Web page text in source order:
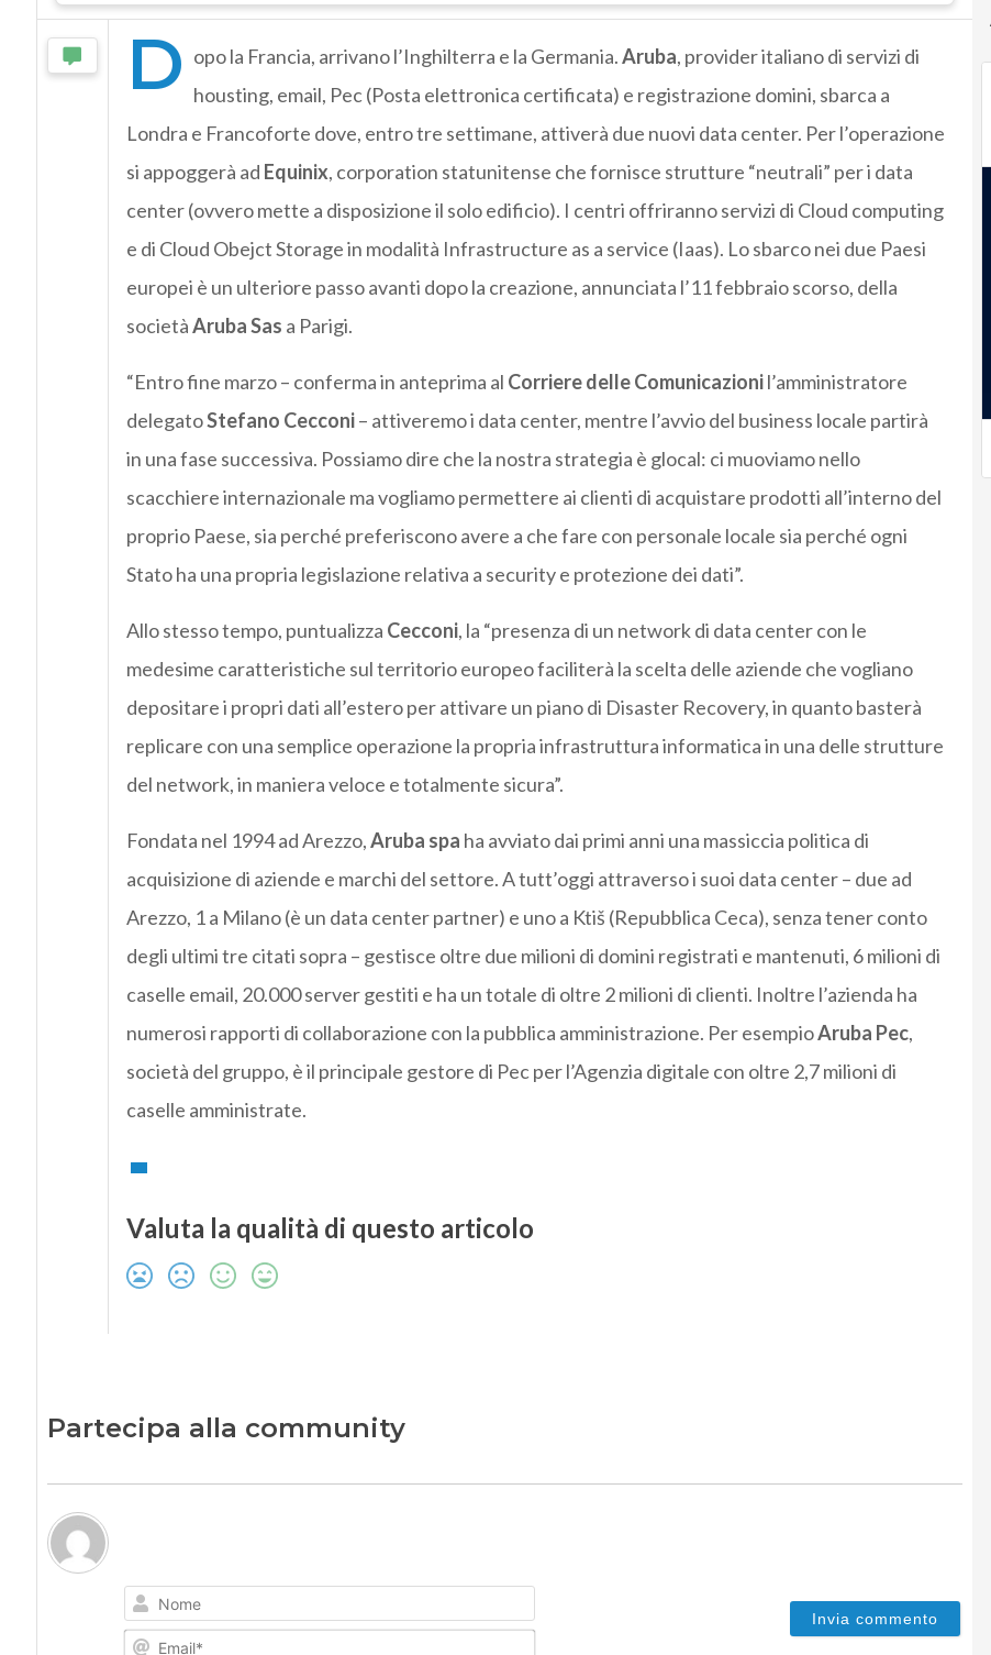
D opo la Francia, arrivano l’Inghilterra e la Germania.Aruba, provider italiano di servizi di
housting, email, Pec (Posta elettronica certificata) e registrazione domini, sbarca a
Londra e Francoforte dove, entro tre settimane, attiverà due nuovi data center. Per l’operazione
si appoggerà ad Equinix, corporation statunitense che fornisce strutture “neutrali” per i data
center (ovvero mette a disposizione il solo edificio). I centri offriranno servizi di Cloud computing
e di Cloud Obejct Storage in modalità Infrastructure as a service (Iaas). Lo sbarco nei due Paesi
europei è un ulteriore passo avanti dopo la creazione, annunciata l’11 febbraio scorso, della
societàAruba Sas a Parigi.
“Entro fine marzo – conferma in anteprima al Corriere delle Comunicazionil’amministratore
delegatoStefano Cecconi– attiveremo i data center, mentre l’avvio del business locale partirà
in una fase successiva. Possiamo dire che la nostra strategia è glocal: ci muoviamo nello
scacchiere internazionale ma vogliamo permettere ai clienti di acquistare prodotti all’interno del
proprio Paese, sia perché preferiscono avere a che fare con personale locale sia perché ogni
Stato ha una propria legislazione relativa a security e protezione dei dati”.
Allo stesso tempo, puntualizza Cecconi, la “presenza di un network di data center con le
medesime caratteristiche sul territorio europeo faciliterà la scelta delle aziende che vogliano
depositare i propri dati all’estero per attivare un piano di Disaster Recovery, in quanto basterà
replicare con una semplice operazione la propria infrastruttura informatica in una delle strutture
del network, in maniera veloce e totalmente sicura”.
Fondata nel 1994 ad Arezzo,Aruba spa ha avviato dai primi anni una massiccia politica di
acquisizione di aziende e marchi del settore. A tutt’oggi attraverso i suoi data center – due ad
Arezzo, 1 a Milano (è un data center partner) e uno a Ktiš (Repubblica Ceca), senza tener conto
degli ultimi tre citati sopra – gestisce oltre due milioni di domini registrati e mantenuti, 6 milioni di
caselle email, 20.000 server gestiti e ha un totale di oltre 2 milioni di clienti. Inoltre l’azienda ha
numerosi rapporti di collaborazione con la pubblica amministrazione. Per esempioAruba Pec,
società del gruppo, è il principale gestore di Pec per l’Agenzia digitale con oltre 2,7 milioni di
caselle amministrate.
Valuta la qualità di questo articolo
Partecipa alla community
Nome
Email*